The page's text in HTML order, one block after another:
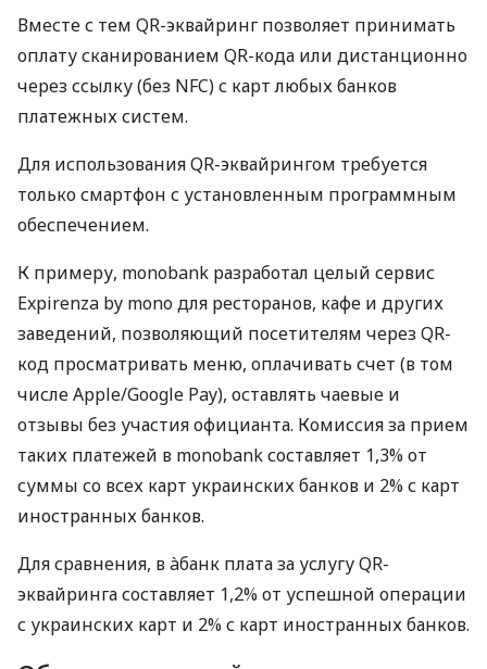
Вместе с тем QR-эквайринг позволяет принимать
оплату сканированием QR-кода или дистанционно
через ссылку (без NFC) с карт любых банков
платежных систем.
Для использования QR-эквайрингом требуется
только смартфон с установленным программным
обеспечением.
К примеру, monobank разработал целый сервис
Expirenza by mono для ресторанов, кафе и других
заведений, позволяющий посетителям через QR-
код просматривать меню, оплачивать счет (в том
числе Apple/Google Pay), оставлять чаевые и
отзывы без участия официанта. Комиссия за прием
таких платежей в monobank составляет 1,3% от
суммы со всех карт украинских банков и 2% с карт
иностранных банков.
Для сравнения, в àбанк плата за услугу QR-
эквайринга составляет 1,2% от успешной операции
с украинских карт и 2% с карт иностранных банков.